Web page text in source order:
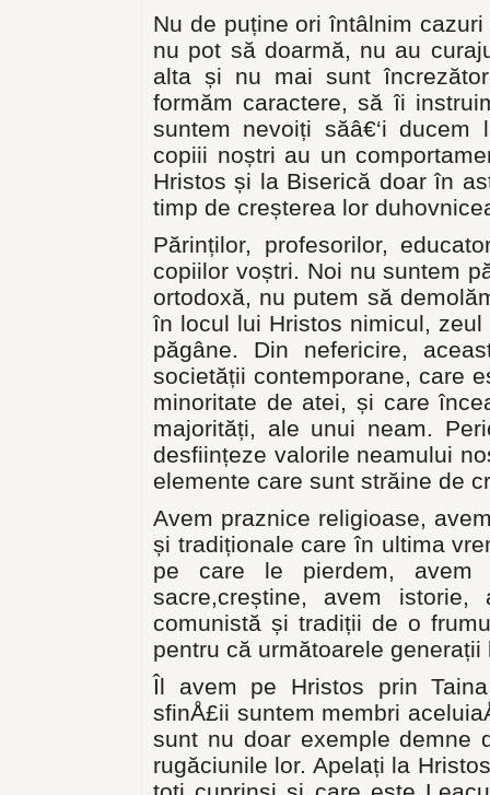
Nu de puține ori întâlnim
nu pot să doarmă, nu au
alta și nu mai sunt
formăm caractere, să îi
suntem nevoiți săâ€‘i
copiii noștri au un
Hristos și la Biserică doar în
timp de creșterea lor
Părinților, profesorilor,
copiilor voștri. Noi nu suntem
ortodoxă, nu putem să
în locul lui Hristos nimicul,
păgâne. Din nefericire,
societății contemporane, care
minoritate de atei, și care
majorități, ale unui neam.
desființeze valorile neamului
elemente care sunt străine de
Avem praznice religioase,
și tradiționale care în ultima
pe care le pierdem, avem
sacre,creștine, avem
comunistă și tradiții de o
pentru că următoarele
Îl avem pe Hristos prin
sfinÅ£ii suntem membri
sunt nu doar exemple demne
rugăciunile lor. Apelați la